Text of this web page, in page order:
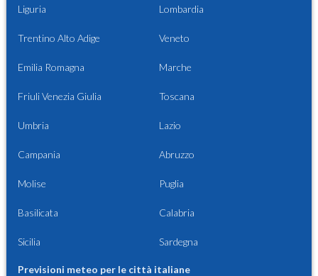
Liguria Lombardia
Trentino Alto Adige Veneto
Emilia Romagna Marche
Friuli Venezia Giulia Toscana
Umbria Lazio
Campania Abruzzo
Molise Puglia
Basilicata Calabria
Sicilia Sardegna
Previsioni meteo per le città italiane